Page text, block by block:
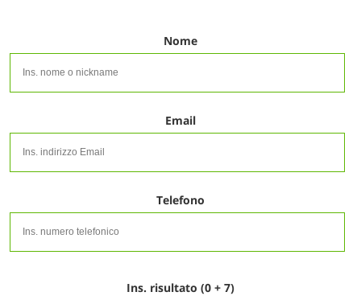
Nome
Email
Telefono
Ins. risultato (0 + 7)